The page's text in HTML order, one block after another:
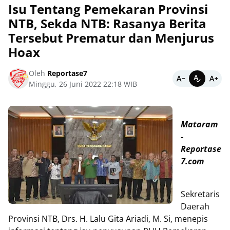
Isu Tentang Pemekaran Provinsi
NTB, Sekda NTB: Rasanya Berita
Tersebut Prematur dan Menjurus
Hoax
Oleh Reportase7
Minggu, 26 Juni 2022 22:18 WIB
Mataram
-
Reportase
7.com
Sekretaris
Daerah
Provinsi NTB, Drs. H. Lalu Gita Ariadi, M. Si, menepis